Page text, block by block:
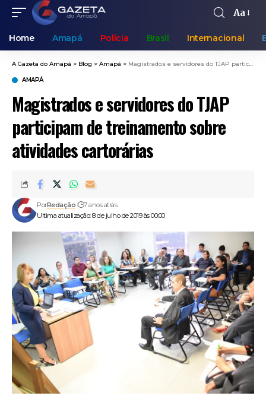
Aa
Home Amapá Polícia Brasil Internacional
A Gazeta do Amapá > Blog > Amapá > Magistrados e servidores do TJAP participam de treinamento sobre atividades cartorárias
AMAPÁ
Magistrados e servidores do TJAP
participam de treinamento sobre
atividades cartorárias
Ultima atualização: 8 de julho de 2019 às 00:00
PorRedação 7 anos atrás